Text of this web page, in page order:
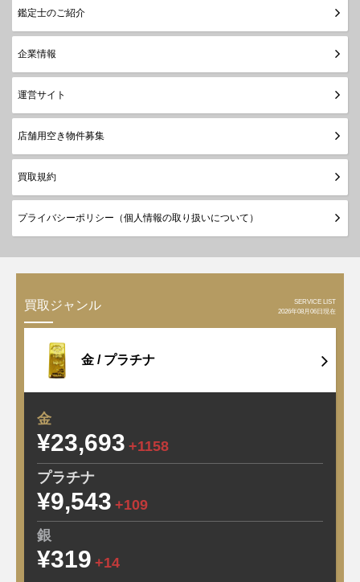
鑑定士のご紹介
企業情報
運営サイト
店舗用空き物件募集
買取規約
プライバシーポリシー（個人情報の取り扱いについて）
買取ジャンル
SERVICE LIST
2026年08月06日現在
金 / プラチナ
金
¥23,693 +1158
プラチナ
¥9,543 +109
銀
¥319 +14